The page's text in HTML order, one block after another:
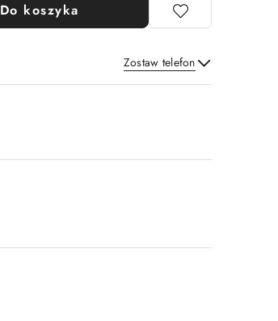
Do koszyka
Zostaw telefon
Wyślij